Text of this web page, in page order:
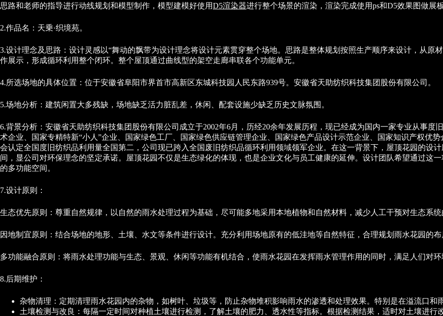
思路和老师的指导进行动线规划和模型制作，模型建模好使用D5渲染器进行整个场景的渲染，渲染完成使用ps和D5效果图做展
2.作品名：天乗·织境苑。
3.设计理念及思路：设计灵感以“舞动的飘带为设计理念将设计元素贯穿整个场地。思路是整体规划按照生产顺序来设计，从原
作展示，形成循环利用整个闭环。整个屋顶通过曲线型的架空走廊串联各个功能单元。
4.所选场地的具体位置：位于安徽省阜阳市界首市高新区东城科技园人民东路939号。安徽省天助纺织科技集团股份有限公司。
5.场地分析：建筑闲置大多残缺，场地缺乏活力脏乱差，休闲、配套设施少缺乏历史文脉氛围。
6.背景分析：安徽省天助纺织科技集团股份有限公司成立于2002年6月，历经20余年发展历程，现已经成为国内一家专业从事
术企业、国家专精特新“小人”企业、国家绿色工厂、国家绿色供应链管理企业、国家绿色产品设计示范企业、国家知识产权优
会认定全国度旧纺织品利用量全国第二，公司现已跨入全国废旧纺织品循环利用领域领军企业。在这一背景下，屋顶花园的设
间，显公司对环保理念的坚定承诺。屋顶花园不仅是生态绿化的体现，也是企业文化与员工健康的延伸。设计团队希望通过这
的多功能空间。
7.设计原则：
生态优先原则：尊重自然规律，以自然的雨水处理过程为基础，尽可能多地采用本地植物和自然材料，减少人工干预对生态系统
因地制宜原则：结合场地的地形、土壤、水文等条件进行设计。充分利用场地原有的低洼地等自然特征，合理规划雨水花园的布
多功能融合原则：将雨水处理功能与生态、景观、休闲等功能有机结合，使雨水花园在发挥雨水管理作用的同时，满足人们对环
8.后期维护：
杂物清理：定期清理雨水花园内的杂物，如树叶、垃圾等，防止杂物堆积影响雨水的渗透和处理效果。特别是在溢流口和
土壤检测与改良：每隔一定时间对种植土壤进行检测，了解土壤的肥力、透水性等指标。根据检测结果，适时对土壤进